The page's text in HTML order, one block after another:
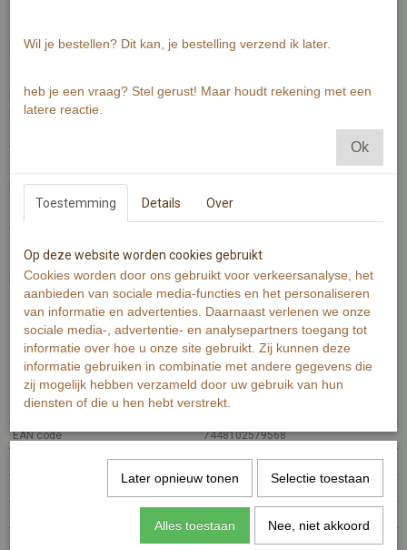
In winkelwagen
Een kaart met een letter.
Met meerdere kaarten maak jij een naam of tekst aan een slinger.
Wist je dat je er ook touw en knijpers bij kunt bestellen?
De kaart heeft een maat van 6x8cm en is dubbelzijdig gedrukt op
300 grams oud wit papier met zichtbare en voelbare structuur.
Aan de voorzijde een letter of teken met illustratie. Aan de
Benodigdheden voor een naam of tekst van bijvoorbeeld 8 letters:
- 1 meter touw
- 8 letterkaarten
- 8 knijpers
Specificaties
Productcode MI113.1-1
EAN code 7448102579568
Productcode leverancier MI113.1
0 x 6 x 8 cm
Wil je bestellen? Dit kan, je bestelling verzend ik later.
heb je een vraag? Stel gerust! Maar houdt rekening met een
latere reactie.
Ok
Toestemming Details Over
Op deze website worden cookies gebruikt
Cookies worden door ons gebruikt voor verkeersanalyse, het
aanbieden van sociale media-functies en het personaliseren
van informatie en advertenties. Daarnaast verlenen we onze
sociale media-, advertentie- en analysepartners toegang tot
informatie over hoe u onze site gebruikt. Zij kunnen deze
informatie gebruiken in combinatie met andere gegevens die
zij mogelijk hebben verzameld door uw gebruik van hun
diensten of die u hen hebt verstrekt.
Later opnieuw tonen Selectie toestaan
Alles toestaan Nee, niet akkoord